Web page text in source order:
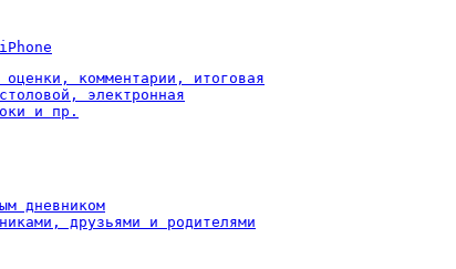
оценки, комментарии, итоговая
электронная
и пр.
дневником
друзьями и родителями